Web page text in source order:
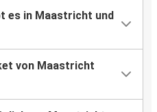
es in Maastricht und
von Maastricht